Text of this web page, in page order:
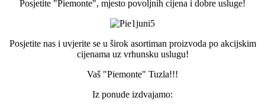
Posjetite "Piemonte", mjesto povoljnih cijena i dobre usluge!
Posjetite nas i uvjerite se u širok asortiman proizvoda po akcijskim
cijenama uz vrhunsku uslugu!
Vaš "Piemonte" Tuzla!!!
Iz ponude izdvajamo: